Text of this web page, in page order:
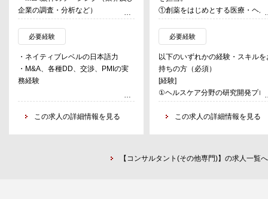
企業の調査・分析など）
・デューデリジェンス
・バリュエーション
・各種契約書の作成・調整
・社内外のステークホルダーとの調
整・交渉
・買収先とのコミュニケーション
・その他、関連する業務全般等
のM&AにおけるPre, In, Postの各フ
必要経験
・ネイティブレベルの日本語力
・M&A、各種DD、交渉、PMIの実
務経験
この求人の詳細情報を見る
①創薬をはじめとする医療・ヘル
ケア分野のベンチャー企業の創出
育成
官公庁・国立研究開発法人を主な
客として、医療・ヘルスケア分野
ベンチャー創出・育成に係る事業
運営。
ベンチャー等を対象とした相談窓
ム、ピッチ・アワードイベント等
必要経験
以下のいずれかの経験・スキルを
持ちの方（必須）
[経験]
①ヘルスケア分野の研究開発プロ
ェクトマネジメント
②ヘルスケア分野の先端技術に関
以外での左記経験も可）
この求人の詳細情報を見る
【コンサルタント(その他専門)】の求人一覧へ